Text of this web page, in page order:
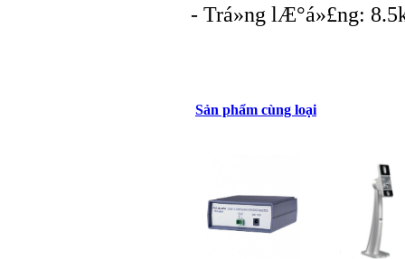
- Trá»ng lÆ°á»£ng:
Sản phẩm cùng loại